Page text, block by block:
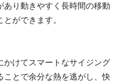
あり動きやすく長時間の移動
ができます。
かけてスマートなサイジング
ことで余分な熱を逃がし、快